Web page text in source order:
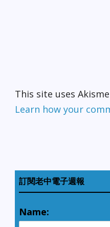
This site uses
Learn how your
訂閱老中電子週報
Name: